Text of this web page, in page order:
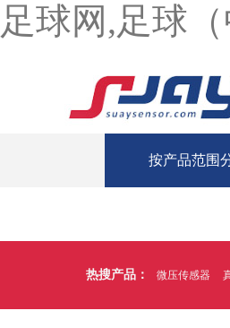
足球网,足球（
按产品范围
热搜产品： 微压传感器